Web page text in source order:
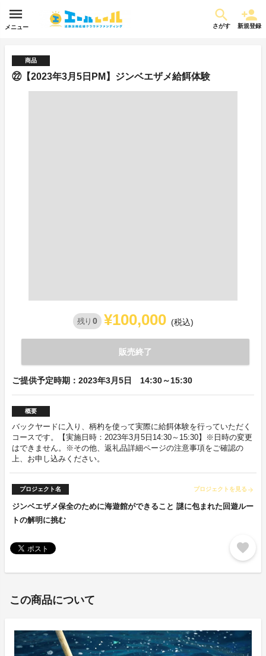
メニュー さがす 新規登録
商品
㉒【2023年3月5日PM】ジンベエザメ給餌体験
残り 0 ¥100,000 (税込)
販売終了
ご提供予定時期：2023年3月5日 14:30～15:30
概要
バックヤードに入り、柄杓を使って実際に給餌体験を行っていただく
コースです。【実施日時：2023年3月5日14:30～15:30】※日時の変更
はできません。※その他、返礼品詳細ページの注意事項をご確認の
上、お申し込みください。
プロジェクト名 プロジェクトを見る arrow_forward
ジンベエザメ保全のために海遊館ができること 謎に包まれた回遊ルー
トの解明に挑む
favorite
この商品について